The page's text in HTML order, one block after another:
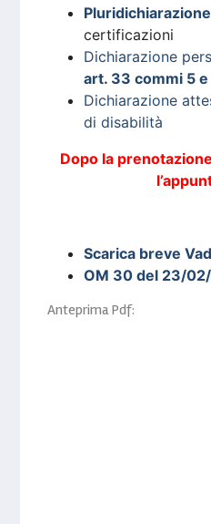
Pluridichiarazione
certificazioni
Dichiarazione
art. 33 commi 5
Dichiarazione
di disabilità
Dopo la
Scarica breve
OM 30 del 23/
Anteprima Pdf: